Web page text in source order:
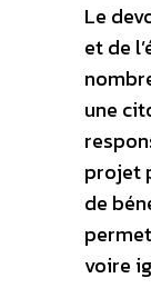
Le
et de
une
projet
de
voire